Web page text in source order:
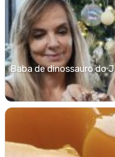
Baba de dinossauro do